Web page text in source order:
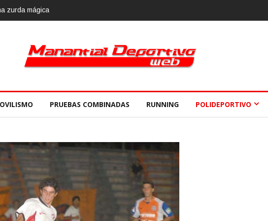
Calvario Race 2018, 10 de noviembre
PRUEBAS COMBINADAS RUNNING POLIDEPORTIVO